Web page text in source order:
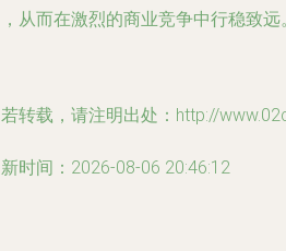
从而在激烈的商业竞争中行稳致远
转载，请注明出处：http://
时间：2026-08-06 20:46:12